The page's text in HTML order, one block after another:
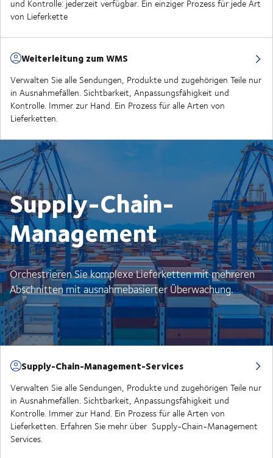
und Kontrolle: jederzeit verfügbar. Ein einziger Prozess für jede Art
von Lieferkette
Weiterleitung zum WMS
Verwalten Sie alle Sendungen, Produkte und zugehörigen Teile nur
in Ausnahmefällen. Sichtbarkeit, Anpassungsfähigkeit und
Kontrolle. Immer zur Hand. Ein Prozess für alle Arten von
Lieferketten.
Supply-Chain-
Management
Orchestrieren Sie komplexe Lieferketten mit mehreren
Abschnitten mit ausnahmebasierter Überwachung.
Supply-Chain-Management-Services
Verwalten Sie alle Sendungen, Produkte und zugehörigen Teile nur
in Ausnahmefällen. Sichtbarkeit, Anpassungsfähigkeit und
Kontrolle. Immer zur Hand. Ein Prozess für alle Arten von
Lieferketten. Erfahren Sie mehr über Supply-Chain-Management
Services.